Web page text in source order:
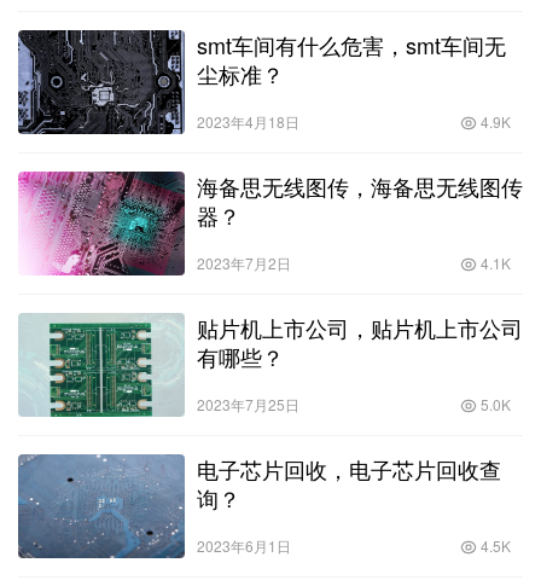
smt车间有什么危害，smt车间无
尘标准？
2023年4月18日 4.9K
海备思无线图传，海备思无线图传
器？
2023年7月2日 4.1K
贴片机上市公司，贴片机上市公司
有哪些？
2023年7月25日 5.0K
电子芯片回收，电子芯片回收查
询？
2023年6月1日 4.5K